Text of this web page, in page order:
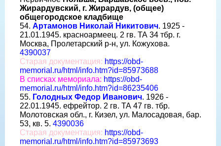
Жирардувский, г. Жирардув, (общее)
общегородское кладбище
54. Артамонов Николай Никитович. 1925 -
21.01.1945. красноармеец. 2 гв. ТА 34 тбр. г.
Москва, Пролетарский р-н, ул. Кожухова.
4390037
Старая документация: https://obd-
memorial.ru/html/info.htm?id=85973688
В списках мемориала: https://obd-
memorial.ru/html/info.htm?id=86235406
55. Голодных Федор Иванович. 1926 -
22.01.1945. ефрейтор. 2 гв. ТА 47 гв. тбр.
Молотовская обл., г. Кизел, ул. Малосадовая, бар.
53, кв. 5. 4390036
Старая документация: https://obd-
memorial.ru/html/info.htm?id=85973693